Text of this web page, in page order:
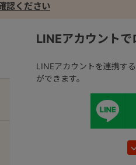
認ください
LINEアカウントで
LINEアカウントを連携す
ができます。